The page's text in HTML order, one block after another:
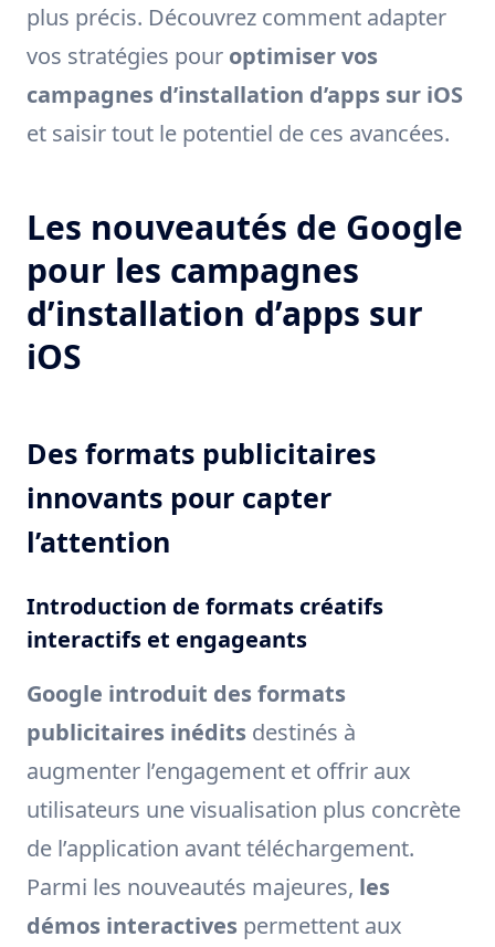
plus précis. Découvrez comment adapter
vos stratégies pour optimiser vos
campagnes d’installation d’apps sur iOS
et saisir tout le potentiel de ces avancées.
Les nouveautés de Google
pour les campagnes
d’installation d’apps sur
iOS
Des formats publicitaires
innovants pour capter
l’attention
Introduction de formats créatifs
interactifs et engageants
Google introduit des formats
publicitaires inédits destinés à
augmenter l’engagement et offrir aux
utilisateurs une visualisation plus concrète
de l’application avant téléchargement.
Parmi les nouveautés majeures, les
démos interactives permettent aux